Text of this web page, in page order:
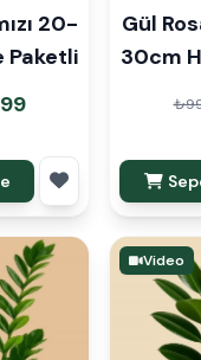
20-
Paketli
Gül
30cm
Video